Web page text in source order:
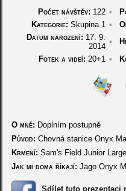
Počet návštěv: 122 •
Kategorie: Skupina 1 •
Datum narození: 17. 9.
2014
•
Fotek a videí: 20+1 •
O mně: Doplním postupně
Původ: Chovná stanice Onyx
Krmení: Sam's Field Junior
Jak mi doma říkají: Jago Onyx
Sdílet tuto prezentaci